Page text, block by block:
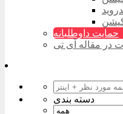
حمایت داوطلبانه
در مقاله آی تی
دسته بندی